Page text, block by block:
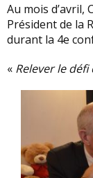
Au mois d’avril,
Président de la
durant la 4e
« Relever ledéfi